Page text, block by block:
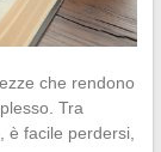
che rendono
Tra
è facile perdersi,